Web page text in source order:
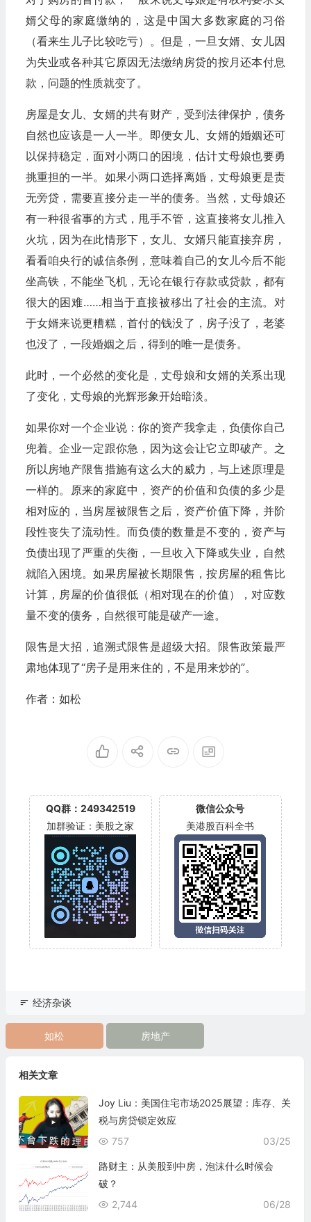
婿父母的家庭缴纳的，这是中国大多数家庭的习俗
（看来生儿子比较吃亏）。但是，一旦女婿、女儿因
为失业或各种其它原因无法缴纳房贷的按月还本付息
款，问题的性质就变了。
房屋是女儿、女婿的共有财产，受到法律保护，债务
自然也应该是一人一半。即便女儿、女婿的婚姻还可
以保持稳定，面对小两口的困境，估计丈母娘也要勇
挑重担的一半。如果小两口选择离婚，丈母娘更是责
无旁贷，需要直接分走一半的债务。当然，丈母娘还
有一种很省事的方式，甩手不管，这直接将女儿推入
火坑，因为在此情形下，女儿、女婿只能直接弃房，
看看咱央行的诚信条例，意味着自己的女儿今后不能
坐高铁，不能坐飞机，无论在银行存款或贷款，都有
很大的困难……相当于直接被移出了社会的主流。对
于女婿来说更糟糕，首付的钱没了，房子没了，老婆
也没了，一段婚姻之后，得到的唯一是债务。
此时，一个必然的变化是，丈母娘和女婿的关系出现
了变化，丈母娘的光辉形象开始暗淡。
如果你对一个企业说：你的资产我拿走，负债你自己
兜着。企业一定跟你急，因为这会让它立即破产。之
所以房地产限售措施有这么大的威力，与上述原理是
一样的。原来的家庭中，资产的价值和负债的多少是
相对应的，当房屋被限售之后，资产价值下降，并阶
段性丧失了流动性。而负债的数量是不变的，资产与
负债出现了严重的失衡，一旦收入下降或失业，自然
就陷入困境。如果房屋被长期限售，按房屋的租售比
计算，房屋的价值很低（相对现在的价值），对应数
量不变的债务，自然很可能是破产一途。
限售是大招，追溯式限售是超级大招。限售政策最严
肃地体现了“房子是用来住的，不是用来炒的”。
作者：如松
QQ群：249342519
加群验证：美股之家
微信公众号
美港股百科全书
经济杂谈
如松 房地产
相关文章
Joy Liu：美国住宅市场2025展望：库存、关
税与房贷锁定效应
03/25
757
路财主：从美股到中房，泡沫什么时候会
破？
06/28
2,744